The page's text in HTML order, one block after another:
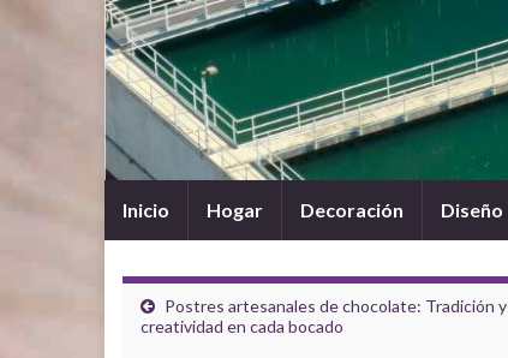
Inicio Hogar Decoración Diseño
Postres artesanales de chocolate: Tradición y
creatividad en cada bocado